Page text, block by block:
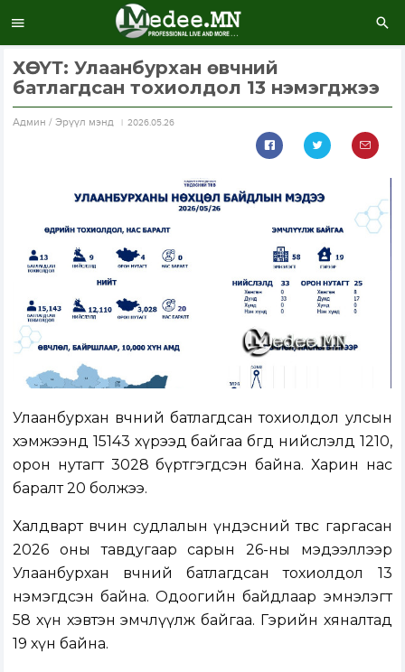
ХӨСҮТ: Улаанбурхан өвчний
батлагдсан тохиолдол 13 нэмэгджээ
Aдмин / Эрүүл мэнд 2026.05.26
Улаанбурхан өвчний батлагдсан тохиолдол улсын
хэмжээнд 15143 хүрээд байгаа бөгөөд нийслэлд 1210,
орон нутагт 3028 бүртгэгдсэн байна. Харин нас
баралт 20 болжээ.
Халдварт өвчин судлалын үндэсний төвөөс гаргасан
2026 оны тавдугаар сарын 26-ны мэдээллээр
Улаанбурхан өвчний батлагдсан тохиолдол 13
нэмэгдсэн байна. Одоогийн байдлаар эмнэлэгт
58 хүн хэвтэн эмчлүүлж байгаа. Гэрийн хяналтад
19 хүн байна.